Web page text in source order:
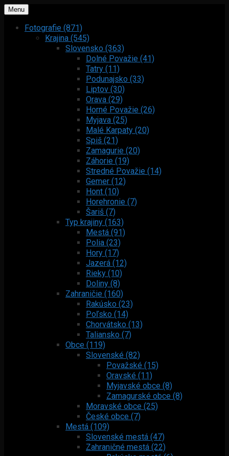
Menu
Fotografie (871)
Krajina (545)
Slovensko (363)
Dolné Považie (41)
Tatry (11)
Podunajsko (33)
Liptov (30)
Orava (29)
Horné Považie (26)
Myjava (25)
Malé Karpaty (20)
Spiš (21)
Zamagurie (20)
Záhorie (19)
Stredné Považie (14)
Gemer (12)
Hont (10)
Horehronie (7)
Šariš (7)
Typ krajiny (163)
Mestá (91)
Polia (23)
Hory (17)
Jazerá (12)
Rieky (10)
Doliny (8)
Zahraničie (160)
Rakúsko (23)
Poľsko (14)
Chorvátsko (13)
Taliansko (7)
Obce (119)
Slovenské (82)
Považské (15)
Oravské (11)
Myjavské obce (8)
Zamagurské obce (8)
Moravské obce (25)
České obce (7)
Mestá (109)
Slovenské mestá (47)
Zahraničné mestá (22)